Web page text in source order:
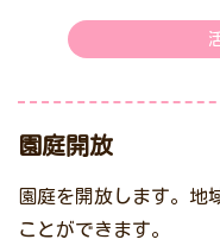
園庭開放
園庭を開放します。地
ことができます。